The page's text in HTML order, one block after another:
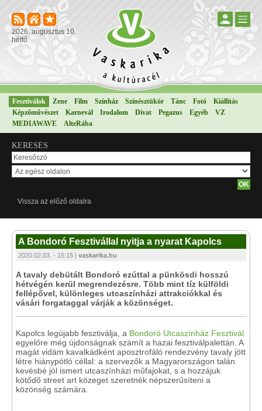
2026. augusztus 10.
hétfő
Fesztiválok Zene Film Színház Színésztükör Tánc Fotó
Kiállítás
Képzőművészet
Karnevál Irodalom Divat Pegazus Egyéb
VZ
MEDIAWAVE
AlteRába
KERESÉS
Vissza az előző oldalra
A Bondoró Fesztivállal nyitja a nyarat Kapolcs
2020.02.03. - 15:15 | vaskarika.hu
A tavaly debütált Bondoró ezúttal a pünkösdi hosszú
hétvégén kerül megrendezésre. Több mint tíz külföldi
fellépővel, különleges utcaszínházi attrakciókkal és
vásári forgataggal várják a közönséget.
Kapolcs legújabb fesztiválja, a Bondoró Utcaszínház Fesztivál
egyelőre még újdonságnak számít a hazai fesztiválpalettán. A
magát vidám kavalkádként aposztrofáló rendezvény tavaly jött
létre hiánypótló céllal: a szervezők a Magyarországon talán
kevésbé jól ismert utcaszínházi műfajokat, s a hozzájuk
kötődő street art közeget szeretnék népszerűsíteni a
közönség számára.